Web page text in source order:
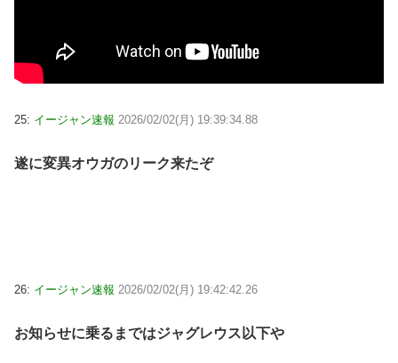
25: イージャン速報 2026/02/02(月) 19:39:34.88
遂に変異オウガのリーク来たぞ
26: イージャン速報 2026/02/02(月) 19:42:42.26
お知らせに乗るまではジャグレウス以下や